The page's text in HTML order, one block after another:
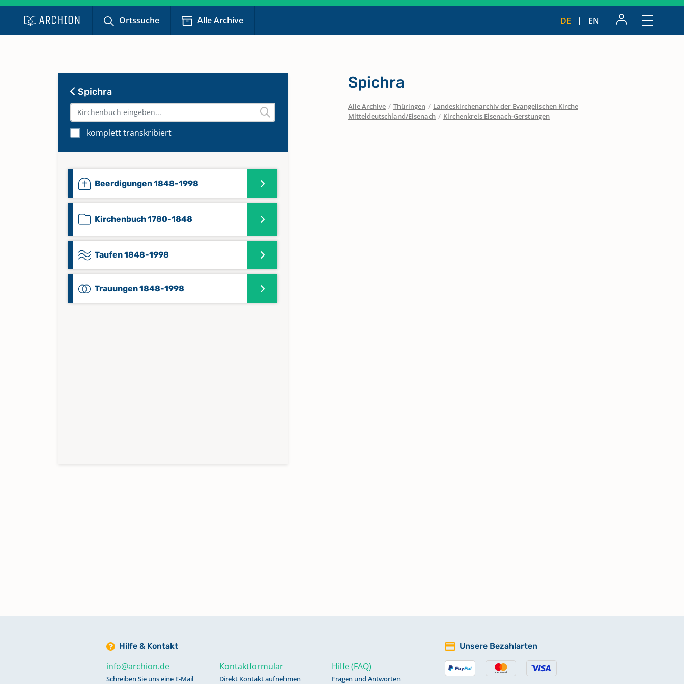
Ortssuche Alle Archive DE EN
Spichra
komplett transkribiert
Beerdigungen 1848-1998
Kirchenbuch 1780-1848
Taufen 1848-1998
Trauungen 1848-1998
Spichra
Alle Archive / Thüringen / Landeskirchenarchiv der Evangelischen Kirche
Mitteldeutschland/Eisenach / Kirchenkreis Eisenach-Gerstungen
Hilfe & Kontakt
info@archion.de
Schreiben Sie uns eine E-Mail
Kontaktformular
Direkt Kontakt aufnehmen
Hilfe (FAQ)
Fragen und Antworten
Unsere Bezahlarten